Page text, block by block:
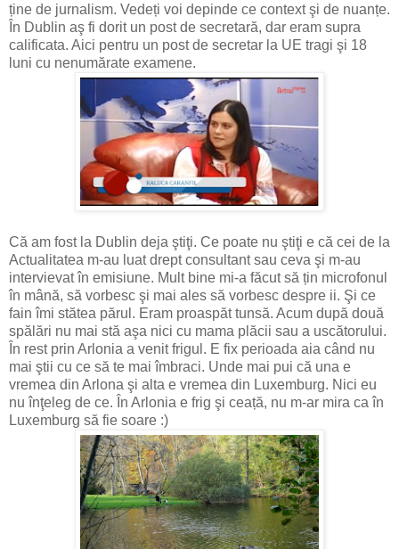
ține de jurnalism. Vedeți voi depinde ce context şi de nuanțe.
În Dublin aş fi dorit un post de secretară, dar eram supra
calificata. Aici pentru un post de secretar la UE tragi şi 18
luni cu nenumărate examene.
Că am fost la Dublin deja ştiţi. Ce poate nu ştiţi e că cei de la
Actualitatea m-au luat drept consultant sau ceva şi m-au
intervievat în emisiune. Mult bine mi-a făcut să țin microfonul
în mână, să vorbesc şi mai ales să vorbesc despre ii. Şi ce
fain îmi stătea părul. Eram proaspăt tunsă. Acum după două
spălări nu mai stă aşa nici cu mama plăcii sau a uscătorului.
În rest prin Arlonia a venit frigul. E fix perioada aia când nu
mai ştii cu ce să te mai îmbraci. Unde mai pui că una e
vremea din Arlona şi alta e vremea din Luxemburg. Nici eu
nu înţeleg de ce. În Arlonia e frig şi ceață, nu m-ar mira ca în
Luxemburg să fie soare :)